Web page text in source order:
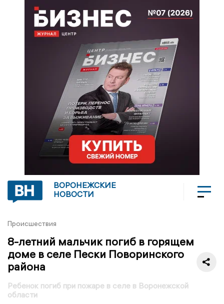
ВОРОНЕЖСКИЕ
НОВОСТИ
Происшествия
8-летний мальчик погиб в горящем
доме в селе Пески Поворинского
района
Ребенок погиб при пожаре в селе в Воронежской
области